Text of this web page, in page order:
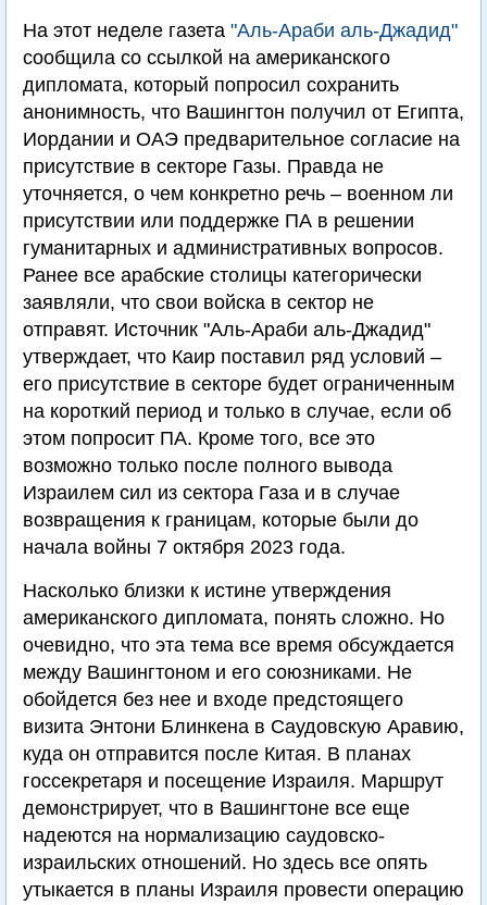
На этот неделе газета "Аль-Араби аль-Джадид"
сообщила со ссылкой на американского
дипломата, который попросил сохранить
анонимность, что Вашингтон получил от Египта,
Иордании и ОАЭ предварительное согласие на
присутствие в секторе Газы. Правда не
уточняется, о чем конкретно речь – военном ли
присутствии или поддержке ПА в решении
гуманитарных и административных вопросов.
Ранее все арабские столицы категорически
заявляли, что свои войска в сектор не
отправят. Источник "Аль-Араби аль-Джадид"
утверждает, что Каир поставил ряд условий –
его присутствие в секторе будет ограниченным
на короткий период и только в случае, если об
этом попросит ПА. Кроме того, все это
возможно только после полного вывода
Израилем сил из сектора Газа и в случае
возвращения к границам, которые были до
начала войны 7 октября 2023 года.
Насколько близки к истине утверждения
американского дипломата, понять сложно. Но
очевидно, что эта тема все время обсуждается
между Вашингтоном и его союзниками. Не
обойдется без нее и входе предстоящего
визита Энтони Блинкена в Саудовскую Аравию,
куда он отправится после Китая. В планах
госсекретаря и посещение Израиля. Маршрут
демонстрирует, что в Вашингтоне все еще
надеются на нормализацию саудовско-
израильских отношений. Но здесь все опять
утыкается в планы Израиля провести операцию